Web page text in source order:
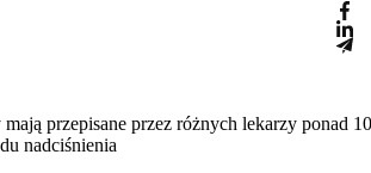
przepisane przez różnych lekarzy ponad
nadciśnienia